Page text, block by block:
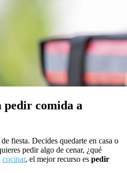
pedir comida a
fiesta. Decides quedarte en casa o
pedir algo de cenar, ¿qué
cocinar, el mejor recurso es pedir